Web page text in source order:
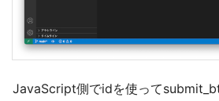
JavaScript側でidを使って